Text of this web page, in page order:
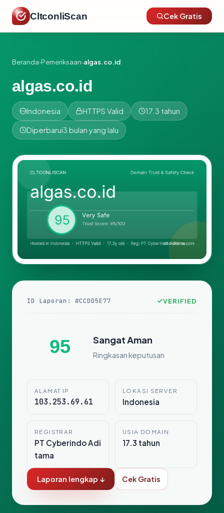
CltconliScan Cek Gratis
Beranda›Pemeriksaan›algas.co.id
algas.co.id
Indonesia HTTPS Valid 17.3 tahun
Diperbarui3 bulan yang lalu
ID Laporan: #CCDD5E77 VERIFIED
95 Sangat Aman
Ringkasan keputusan
ALAMAT IP
103.253.69.61
LOKASI SERVER
Indonesia
REGISTRAR
PT Cyberindo Adi
tama
USIA DOMAIN
17.3 tahun
Laporan lengkap ↓ Cek Gratis